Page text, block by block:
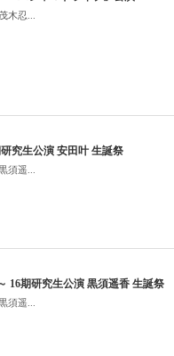
木忍...
究生公演 安田叶 生誕祭
須遥...
16期研究生公演 黒須遥香 生誕祭
須遥...